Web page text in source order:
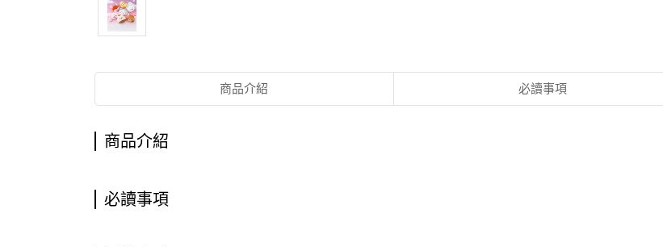
商品介紹 必讀事項
商品介紹
必讀事項